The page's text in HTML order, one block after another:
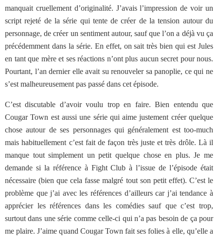
manquait cruellement d’originalité. J’avais l’impression de voir un
script rejeté de la série qui tente de créer de la tension autour du
personnage, de créer un sentiment autour, sauf que l’on a déjà vu ça
précédemment dans la série. En effet, on sait très bien qui est Jules
en tant que mère et ses réactions n’ont plus aucun secret pour nous.
Pourtant, l’an dernier elle avait su renouveler sa panoplie, ce qui ne
s’est malheureusement pas passé dans cet épisode.
C’est discutable d’avoir voulu trop en faire. Bien entendu que
Cougar Town est aussi une série qui aime justement créer quelque
chose autour de ses personnages qui généralement est too-much
mais habituellement c’est fait de façon très juste et très drôle. Là il
manque tout simplement un petit quelque chose en plus. Je me
demande si la référence à Fight Club à l’issue de l’épisode était
nécessaire (bien que cela fasse malgré tout son petit effet). C’est le
problème que j’ai avec les références d’ailleurs car j’ai tendance à
apprécier les références dans les comédies sauf que c’est trop,
surtout dans une série comme celle-ci qui n’a pas besoin de ça pour
me plaire. J’aime quand Cougar Town fait ses folies à elle, qu’elle a